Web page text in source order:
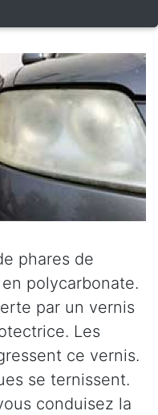
phares de
polycarbonate.
par un vernis
Les
ce vernis.
se ternissent.
conduisez la